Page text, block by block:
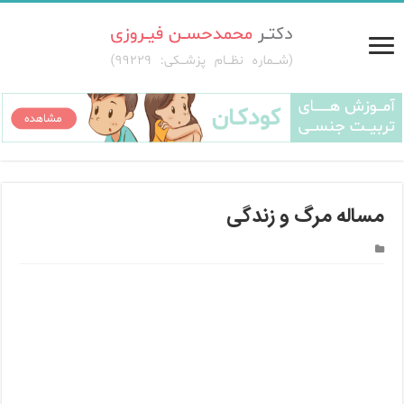
مساله مرگ و زندگی